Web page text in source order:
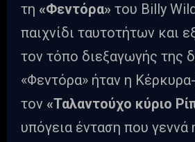
τη «Φεντόρα» του Billy
παιχνίδι ταυτοτήτων και
τον τόπο διεξαγωγής της
«Φεντόρα» ήταν η
τον «Ταλαντούχο κύριο
υπόγεια ένταση που γεννά